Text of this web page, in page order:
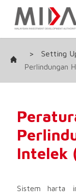
> Setting
Perlindungan
Intelek
Sistem harta